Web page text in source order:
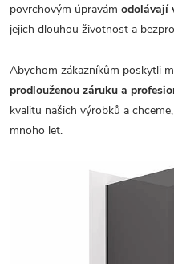
povrchovým úpravám odolávají
jejich dlouhou životnost a
Abychom zákazníkům poskytli
prodlouženou záruku a
kvalitu našich výrobků a
mnoho let.